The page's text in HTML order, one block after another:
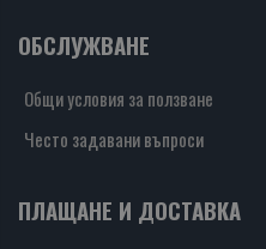
ОБСЛУЖВАНЕ
Общи условия за ползване
Често задавани въпроси
ПЛАЩАНЕ И ДОСТАВКА